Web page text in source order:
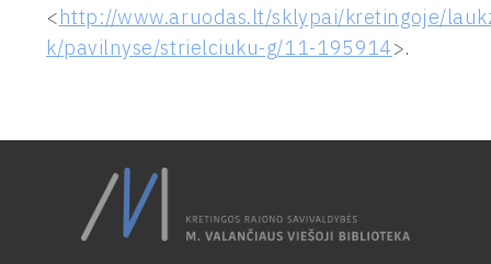
<http://www.aruodas.lt/sklypai/kretingoje/
k/pavilnyse/strielciuku-g/11-195914>.